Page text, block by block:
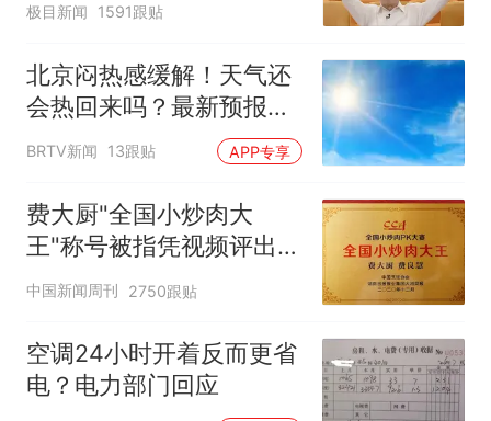
极目新闻 1591跟贴
北京闷热感缓解！天气还
会热回来吗？最新预报
——
BRTV新闻 13跟贴 APP专享
费大厨"全国小炒肉大
王"称号被指凭视频评出
官方回应
中国新闻周刊 2750跟贴
空调24小时开着反而更省
电？电力部门回应